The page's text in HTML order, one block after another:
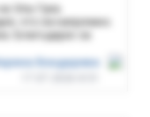
Бондарева
Эль Гуна.
что не напряжно.
Благодарю за